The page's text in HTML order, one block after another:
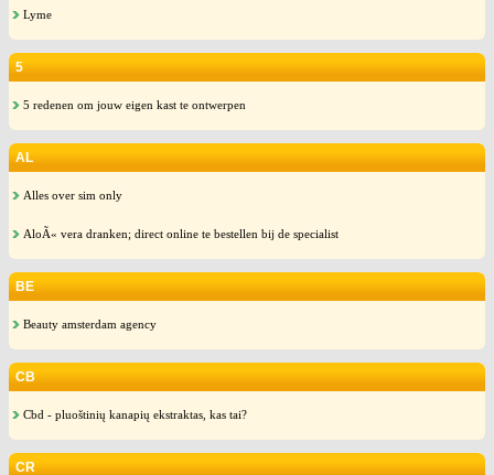
Lyme
5
5 redenen om jouw eigen kast te ontwerpen
AL
Alles over sim only
AloÃ« vera dranken; direct online te bestellen bij de specialist
BE
Beauty amsterdam agency
CB
Cbd - pluoštinių kanapių ekstraktas, kas tai?
CR